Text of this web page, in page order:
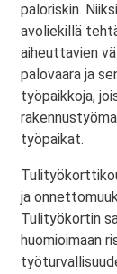
paloriskin.
avoliekillä
aiheuttavien
palovaara ja
työpaikkoja,
työpaikat.
ja
Tulityökortin
huomioimaan